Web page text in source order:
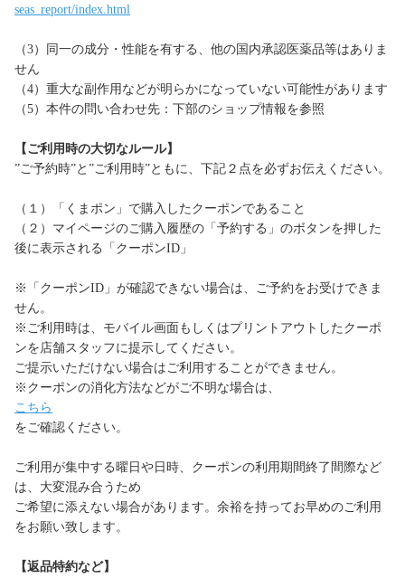
seas_report/index.html
（3）同一の成分・性能を有する、他の国内承認医薬品等はありま
せん
（4）重大な副作用などが明らかになっていない可能性があります
（5）本件の問い合わせ先：下部のショップ情報を参照
【ご利用時の大切なルール】
”ご予約時”と”ご利用時”ともに、下記２点を必ずお伝えください。
（１）「くまポン」で購入したクーポンであること
（２）マイページのご購入履歴の「予約する」のボタンを押した
後に表示される「クーポンID」
※「クーポンID」が確認できない場合は、ご予約をお受けできま
せん。
※ご利用時は、モバイル画面もしくはプリントアウトしたクーポ
ンを店舗スタッフに提示してください。
ご提示いただけない場合はご利用することができません。
※クーポンの消化方法などがご不明な場合は、
こちら
をご確認ください。
ご利用が集中する曜日や日時、クーポンの利用期間終了間際など
は、大変混み合うため
ご希望に添えない場合があります。余裕を持ってお早めのご利用
をお願い致します。
【返品特約など】